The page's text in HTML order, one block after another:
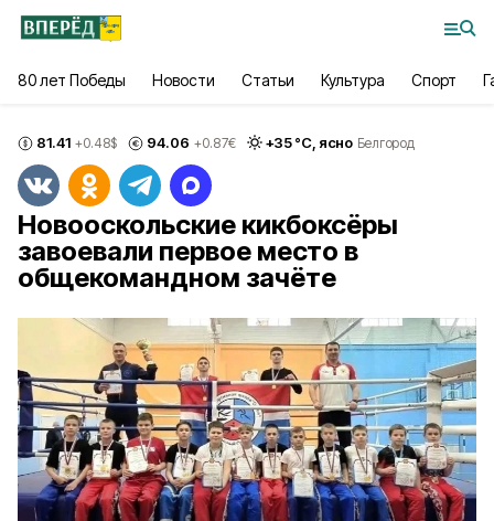
80 лет Победы Новости Статьи Культура Спорт
81.41 +0.48$ 94.06 +0.87€ +35°С, ясно Белгород
Новооскольские кикбоксёры
завоевали первое место в
общекомандном зачёте